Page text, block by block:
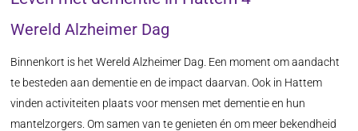
Wereld Alzheimer Dag
Binnenkort is het Wereld Alzheimer Dag. Een moment om aandacht
te besteden aan dementie en de impact daarvan. Ook in Hattem
vinden activiteiten plaats voor mensen met dementie en hun
mantelzorgers. Om samen van te genieten én om meer bekendheid